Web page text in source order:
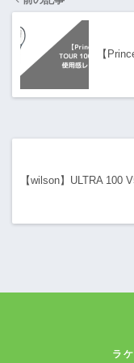
【
【wilson】ULTRA 100
ラ